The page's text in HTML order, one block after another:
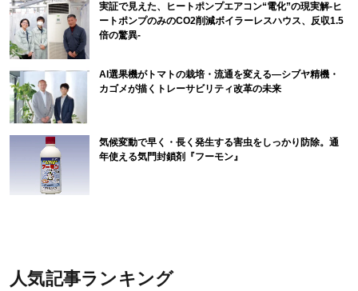
実証で見えた、ヒートポンプエアコン“電化”の現実解-ヒ
ートポンプのみのCO2削減ボイラーレスハウス、反収1.5
倍の驚異-
AI選果機がトマトの栽培・流通を変える―シブヤ精機・
カゴメが描くトレーサビリティ改革の未来
気候変動で早く・長く発生する害虫をしっかり防除。通
年使える気門封鎖剤『フーモン』
人気記事ランキング